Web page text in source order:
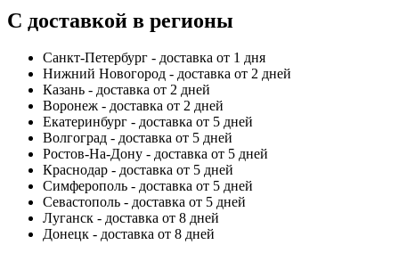
С доставкой в регионы
Санкт-Петербург - доставка от 1 дня
Нижний Новогород - доставка от 2 дней
Казань - доставка от 2 дней
Воронеж - доставка от 2 дней
Екатеринбург - доставка от 5 дней
Волгоград - доставка от 5 дней
Ростов-На-Дону - доставка от 5 дней
Краснодар - доставка от 5 дней
Симферополь - доставка от 5 дней
Севастополь - доставка от 5 дней
Луганск - доставка от 8 дней
Донецк - доставка от 8 дней